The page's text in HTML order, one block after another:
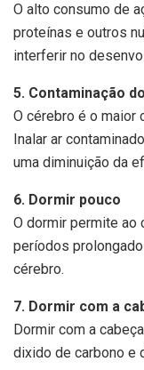
O alto consumo de
proteínas e outros
interferir no
5. Contaminação
O cérebro é o maior
Inalar ar
uma diminuição da
6. Dormir pouco
O dormir permite ao
períodos
cérebro.
7. Dormir com a
Dormir com a
dixido de carbono e